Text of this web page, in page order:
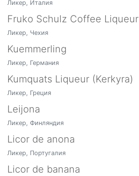
Ликер, Италия
Fruko Schulz Coffee Liqueur
Ликер, Чехия
Kuemmerling
Ликер, Германия
Kumquats Liqueur (Kerkyra)
Ликер, Греция
Leijona
Ликер, Финляндия
Licor de anona
Ликер, Португалия
Licor de banana